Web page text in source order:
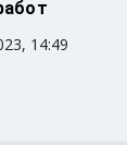
14:49